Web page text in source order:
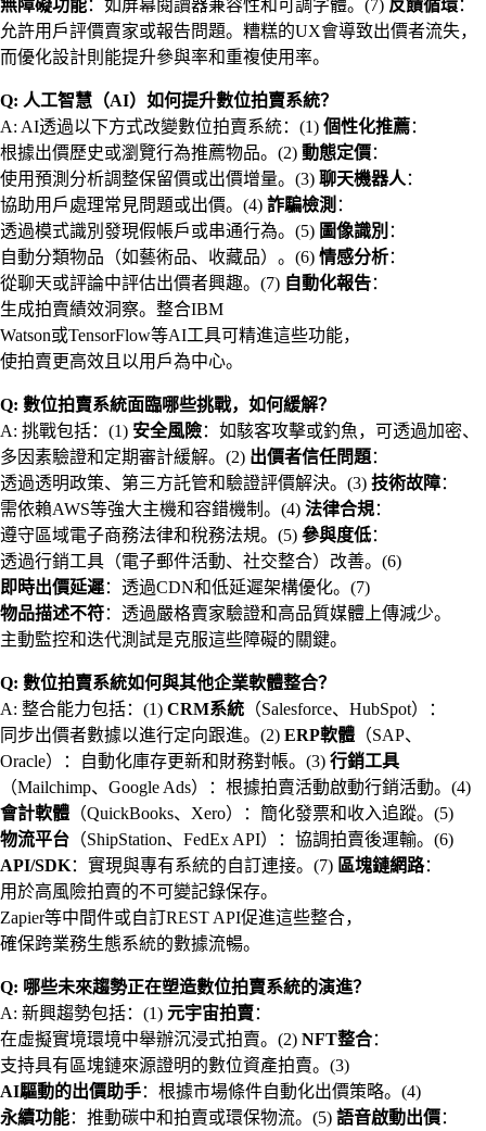
無障礙功能：如屏幕閱讀器兼容性和可調字體。(7) 反饋循環：
允許用戶評價賣家或報告問題。糟糕的UX會導致出價者流失，
而優化設計則能提升參與率和重複使用率。
Q: 人工智慧（AI）如何提升數位拍賣系統？
A: AI透過以下方式改變數位拍賣系統：(1) 個性化推薦：
根據出價歷史或瀏覽行為推薦物品。(2) 動態定價：
使用預測分析調整保留價或出價增量。(3) 聊天機器人 ：
協助用戶處理常見問題或出價。(4) 詐騙檢測 ：
透過模式識別發現假帳戶或串通行為。(5) 圖像識別 ：
自動分類物品（如藝術品、收藏品）。(6) 情感分析：
從聊天或評論中評估出價者興趣。(7) 自動化報告：
生成拍賣績效洞察。整合IBM
Watson或TensorFlow等AI工具可精進這些功能，
使拍賣更高效且以用戶為中心。
Q: 數位拍賣系統面臨哪些挑戰，如何緩解？
A: 挑戰包括：(1) 安全風險：如駭客攻擊或釣魚，可透過加密、
多因素驗證和定期審計緩解。(2) 出價者信任問題：
透過透明政策、第三方託管和驗證評價解決。(3) 技術故障：
需依賴AWS等強大主機和容錯機制。(4) 法律合規：
遵守區域電子商務法律和稅務法規。(5) 參與度低：
透過行銷工具（電子郵件活動、社交整合）改善。(6)
即時出價延遲：透過CDN和低延遲架構優化。(7)
物品描述不符：透過嚴格賣家驗證和高品質媒體上傳減少。
主動監控和迭代測試是克服這些障礙的關鍵。
Q: 數位拍賣系統如何與其他企業軟體整合？
A: 整合能力包括：(1) CRM系統 （Salesforce、HubSpot）：
同步出價者數據以進行定向跟進。(2) ERP軟體 （SAP、
Oracle）：自動化庫存更新和財務對帳。(3) 行銷工具
（Mailchimp、Google Ads）：根據拍賣活動啟動行銷活動。(4)
會計軟體 （QuickBooks、Xero）：簡化發票和收入追蹤。(5)
物流平台 （ShipStation、FedEx API）：協調拍賣後運輸。(6)
API/SDK：實現與專有系統的自訂連接。(7) 區塊鏈網路：
用於高風險拍賣的不可變記錄保存。
Zapier等中間件或自訂REST API促進這些整合，
確保跨業務生態系統的數據流暢。
Q: 哪些未來趨勢正在塑造數位拍賣系統的演進？
A: 新興趨勢包括：(1) 元宇宙拍賣 ：
在虛擬實境環境中舉辦沉浸式拍賣。(2) NFT整合：
支持具有區塊鏈來源證明的數位資產拍賣。(3)
AI驅動的出價助手：根據市場條件自動化出價策略。(4)
永續功能：推動碳中和拍賣或環保物流。(5) 語音啟動出價：